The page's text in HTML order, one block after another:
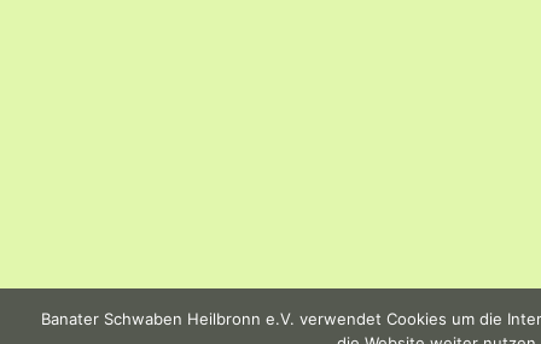
Banater Schwaben Heilbronn e.V. verwendet Cookies um die